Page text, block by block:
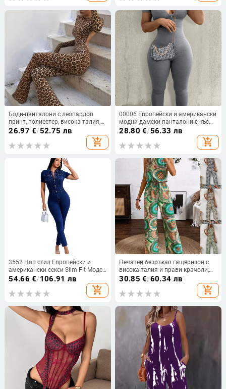
Боди-панталони с леопардов
принт, полиестер, висока талия,
дълги ръкави, леко разкроени
26.97 €/52.75 лв
add_shopping_cart
00006 Европейски и американски
модни дамски панталони с къс
ръкав от една част
28.80 €/56.33 лв
add_shopping_cart
3552 Нов стил Европейски и
американски секси Slim Fit Моден
плътно прилепнал дънков
54.66 €/106.91 лв
add_shopping_cart
Печатен безръкав гащеризон с
висока талия и прави крачоли,
полиестер, пролет 2024
30.85 €/60.34 лв
add_shopping_cart